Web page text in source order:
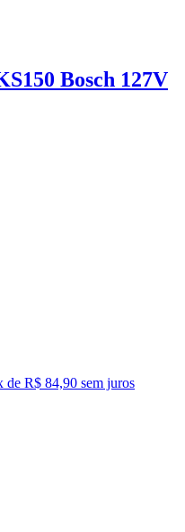
Bosch 127V
de R$ 84,90 sem juros